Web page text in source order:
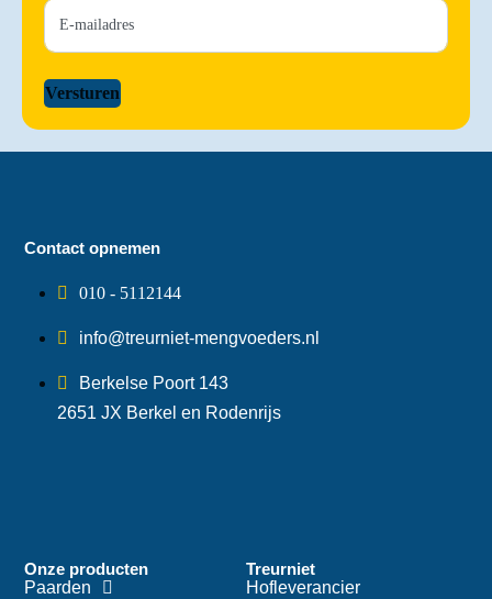
Versturen
Treurniet
Hofleverancier
Onze producten
Paarden
Contact opnemen
010 - 5112144
info@treurniet-mengvoeders.nl
Berkelse Poort 143
2651 JX Berkel en Rodenrijs